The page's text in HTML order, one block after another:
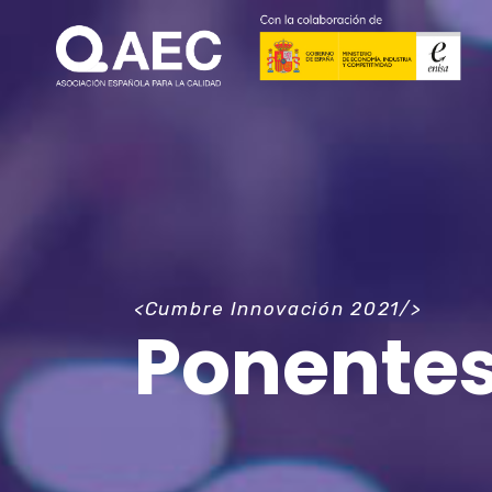
<Cumbre Innovación 2021/>